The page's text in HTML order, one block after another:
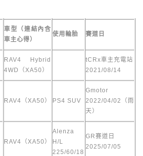
車型（連結內含
車主心得）
使用輪胎 賽道日
RAV4 Hybrid
4WD（XA50）
tCRx車主充電站
2021/08/14
RAV4（XA50） PS4 SUV
Gmotor
2022/04/02（雨
天）
RAV4（XA50）
Alenza
H/L
225/60/18
GR賽道日
2025/07/05